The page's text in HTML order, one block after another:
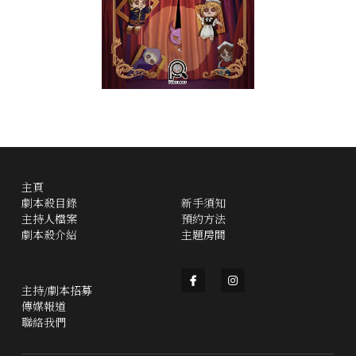
主頁
劇本殺目錄
主持人檔案
劇本殺介紹
新手須知
預約方法
主題房間
主持/劇本招募
傳媒報道
聯絡我們